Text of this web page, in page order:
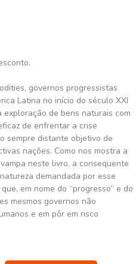
governos progressistas
Latina no início do século XXI
de bens naturais com
de enfrentar a crise
sempre distante objetivo de
nações. Como nos mostra a
neste livro, a consequente
demandada por esse
em nome do “progresso” e do
mesmos governos não
e em pôr em risco